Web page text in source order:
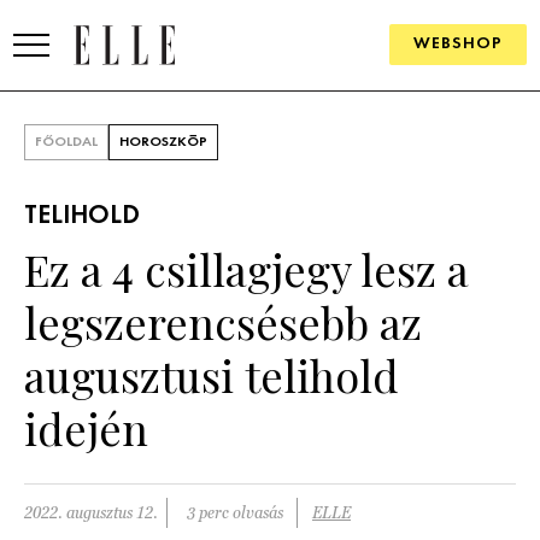
WEBSHOP
SZÉPSÉG
KULTÚRA
PSZICHÉ
PÁRKAPCSOLAT
FŐOLDAL HOROSZKÓP
TELIHOLD
Ez a 4 csillagjegy lesz a
legszerencsésebb az
augusztusi telihold
idején
2022. augusztus 12. 3 perc olvasás ELLE